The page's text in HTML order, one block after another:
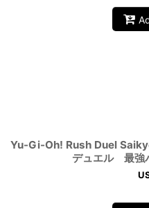
Yu-Gi-Oh! Rush Duel
デュエル 最強